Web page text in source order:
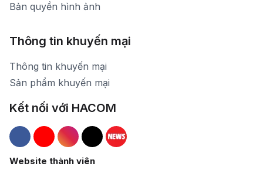
Bản quyền hình ảnh
Thông tin khuyến mại
Thông tin khuyến mại
Sản phẩm khuyến mại
Kết nối với HACOM
Hacom Facebook
Hacom YouTube
Hacom Instagram
Hacom TikTok
Website thành viên